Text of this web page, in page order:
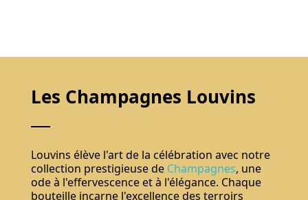
Les Champagnes Louvins
Louvins élève l'art de la célébration avec notre
collection prestigieuse de Champagnes, une
ode à l'effervescence et à l'élégance. Chaque
bouteille incarne l'excellence des terroirs